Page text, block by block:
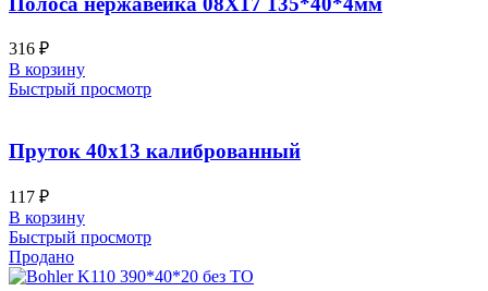
316 ₽
В корзину
Быстрый просмотр
Пруток 40х13 калиброванный
117 ₽
В корзину
Быстрый просмотр
Продано